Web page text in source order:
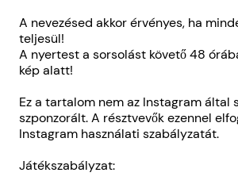
A nevezésed akkor érvényes, ha
teljesül!
A nyertest a sorsolást követő 48
kép alatt!
Ez a tartalom nem az Instagram által
szponzorált. A résztvevők ezennel
Instagram használati szabályzatát.
Játékszabályzat: